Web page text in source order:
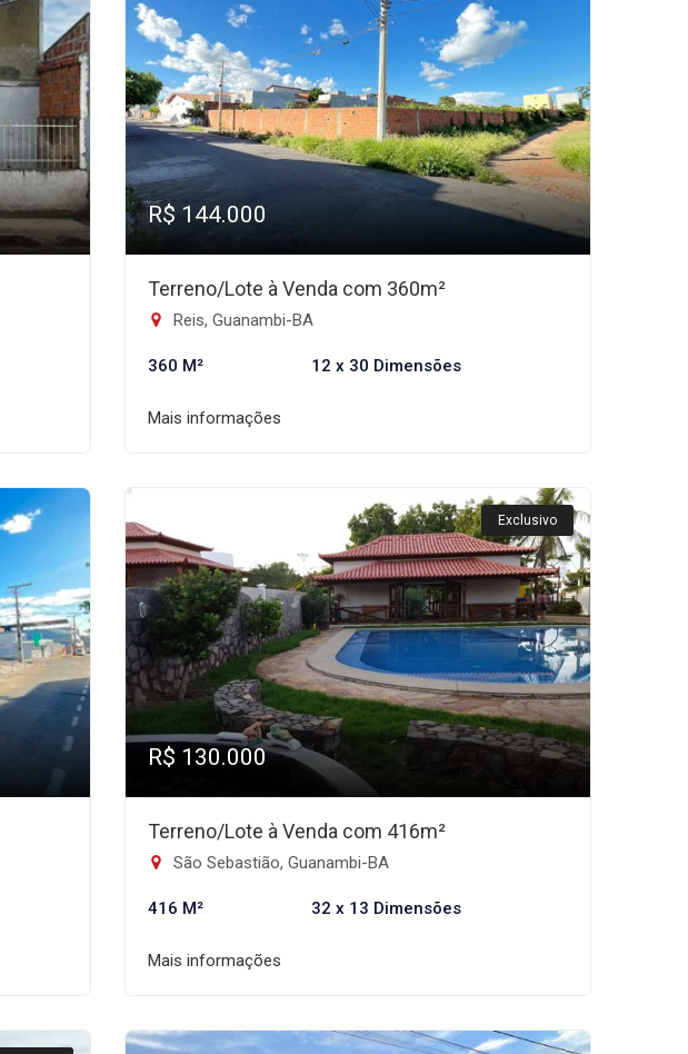
R$ 144.000
Terreno/Lote à Venda com 360m²
Reis, Guanambi-BA
360 M² 12 x 30 Dimensões
Mais informações
Exclusivo
R$ 130.000
Terreno/Lote à Venda com 416m²
São Sebastião, Guanambi-BA
416 M² 32 x 13 Dimensões
Mais informações